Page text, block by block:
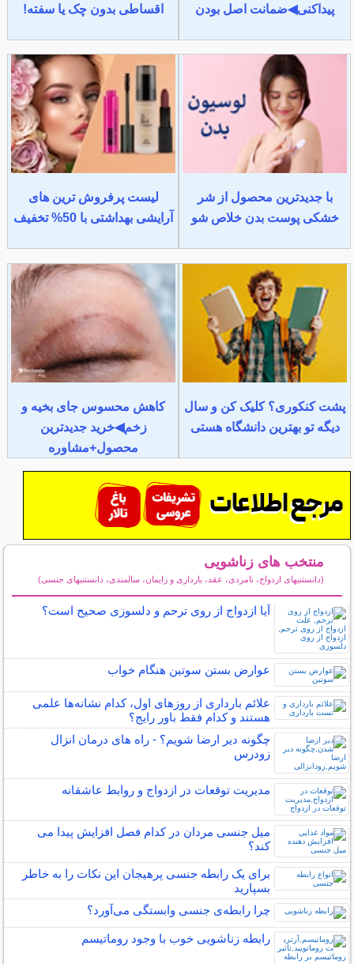
پیداکنی◀ضمانت اصل بودن اقساطی بدون چک یا سفته!
با جدیدترین محصول از شر
خشکی پوست بدن خلاص شو
لیست پرفروش ترین های
آرایشی بهداشتی با 50% تخفیف
پشت کنکوری؟ کلیک کن و سال
دیگه تو بهترین دانشگاه هستی
کاهش محسوس جای بخیه و
زخم◀خرید جدیدترین
محصول+مشاوره
منتخب های زناشویی
(دانستنیهای ازدواج، نامزدی، عقد، بارداری و زایمان، سالمندی، دانستنیهای جنسی)
آیا ازدواج از روی ترحم و دلسوزی صحیح است؟
عوارض بستن سوتین هنگام خواب
علائم بارداری از روزهای اول، کدام نشانه‌ها علمی
هستند و کدام فقط باور رایج؟
چگونه دیر ارضا شویم؟ - راه های درمان انزال
زودرس
مدیریت توقعات در ازدواج و روابط عاشقانه
میل جنسی مردان در کدام فصل افزایش پیدا می
کند؟
برای یک رابطه جنسی پرهیجان این نکات را به خاطر
بسپارید
چرا رابطه‌ی جنسی وابستگی می‌آورد؟
رابطه زناشویی خوب با وجود روماتیسم